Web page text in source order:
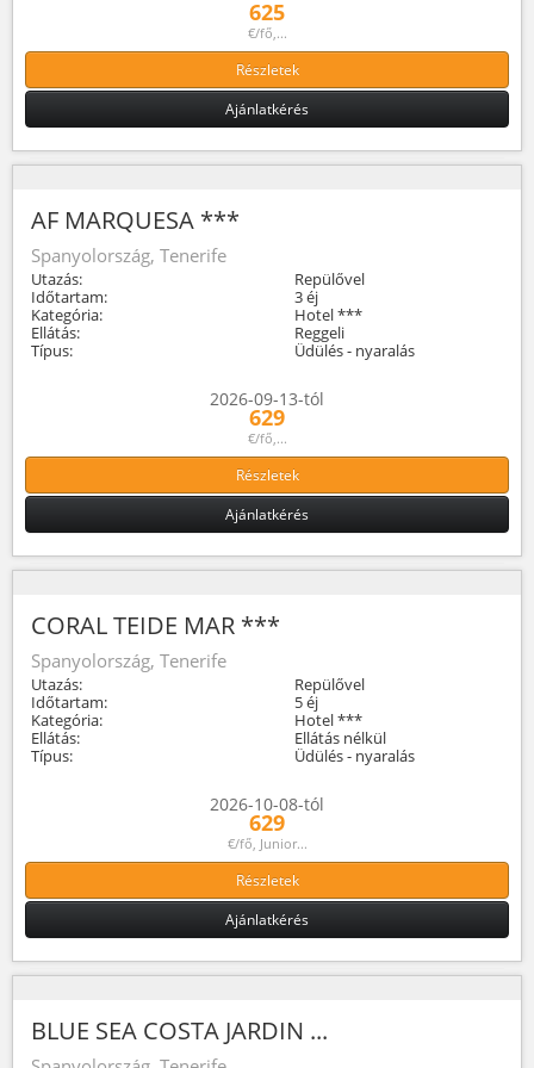
625
€/fő,...
Részletek
Ajánlatkérés
AF MARQUESA ***
Spanyolország, Tenerife
Utazás:
Repülővel
Időtartam:
3 éj
Kategória:
Hotel ***
Ellátás:
Reggeli
Típus:
Üdülés - nyaralás
2026-09-13-tól
629
€/fő,...
Részletek
Ajánlatkérés
CORAL TEIDE MAR ***
Spanyolország, Tenerife
Utazás:
Repülővel
Időtartam:
5 éj
Kategória:
Hotel ***
Ellátás:
Ellátás nélkül
Típus:
Üdülés - nyaralás
2026-10-08-tól
629
€/fő, Junior...
Részletek
Ajánlatkérés
BLUE SEA COSTA JARDIN ...